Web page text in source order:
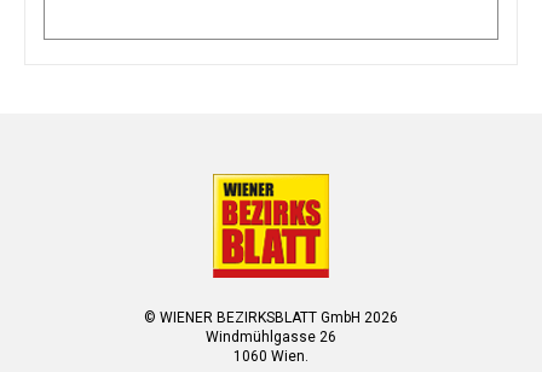
© WIENER BEZIRKSBLATT GmbH 2026
Windmühlgasse 26
1060 Wien.